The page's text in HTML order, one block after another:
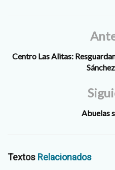
Centro Las Alitas:
Abuelas
Textos Relacionados